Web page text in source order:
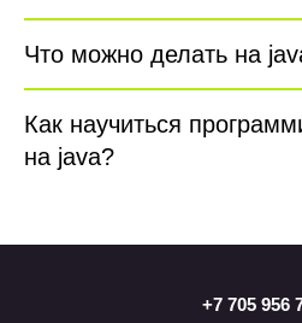
Что можно делать на
Как научиться
на java?
+7 705 956